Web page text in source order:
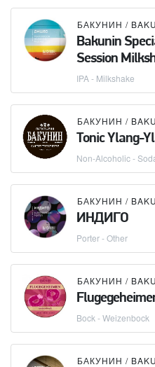
Bakunin
Session
IPA - Milkshake
Tonic Ylang-
Non-Alcoholic -
ИНДИГО
Porter - Other
Bock - Weizenbock